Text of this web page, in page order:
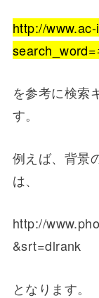
http://
を参考に検索
す。
例えば、背景
は、
http://
&srt=dlrank
となります。